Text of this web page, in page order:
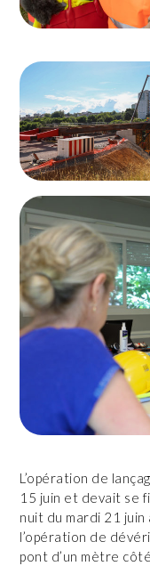
L’opération de
15 juin et devait se
nuit du mardi 21
l’opération de
pont d’un mètre